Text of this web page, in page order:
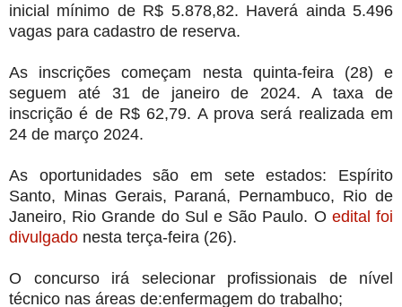
inicial mínimo de R$ 5.878,82. Haverá ainda 5.496
vagas para cadastro de reserva.
As inscrições começam nesta quinta-feira (28) e
seguem até 31 de janeiro de 2024. A taxa de
inscrição é de R$ 62,79. A prova será realizada em
24 de março 2024.
As oportunidades são em sete estados: Espírito
Santo, Minas Gerais, Paraná, Pernambuco, Rio de
Janeiro, Rio Grande do Sul e São Paulo. O edital foi
divulgado nesta terça-feira (26).
O concurso irá selecionar profissionais de nível
técnico nas áreas de:enfermagem do trabalho;